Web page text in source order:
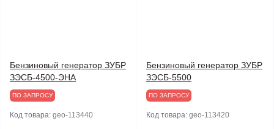
Бензиновый генератор ЗУБР
ЗЭСБ-4500-ЭНА
ПО ЗАПРОСУ
Код товара: geo-113440
Бензиновый генератор ЗУБР
ЗЭСБ-5500
ПО ЗАПРОСУ
Код товара: geo-113420